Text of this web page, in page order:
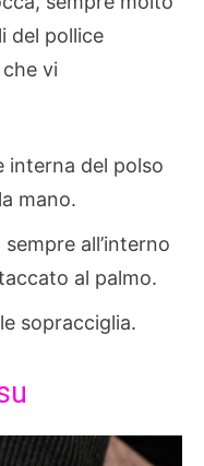
del pollice
vi
interna del polso
mano.
all’interno
al palmo.
sopracciglia.